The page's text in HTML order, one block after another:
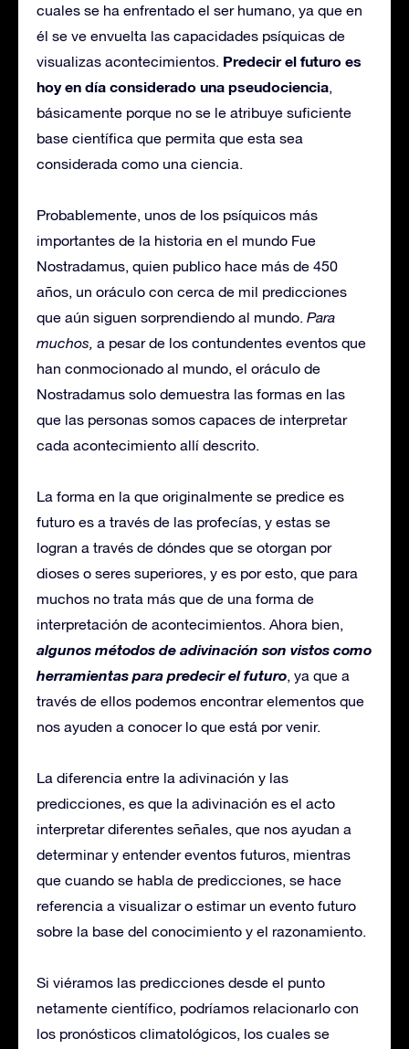
cuales se ha enfrentado el ser humano, ya que en
él se ve envuelta las capacidades psíquicas de
visualizas acontecimientos. Predecir el futuro es
hoy en día considerado una pseudociencia,
básicamente porque no se le atribuye suficiente
base científica que permita que esta sea
considerada como una ciencia.
Probablemente, unos de los psíquicos más
importantes de la historia en el mundo Fue
Nostradamus, quien publico hace más de 450
años, un oráculo con cerca de mil predicciones
que aún siguen sorprendiendo al mundo. Para
muchos, a pesar de los contundentes eventos que
han conmocionado al mundo, el oráculo de
Nostradamus solo demuestra las formas en las
que las personas somos capaces de interpretar
cada acontecimiento allí descrito.
La forma en la que originalmente se predice es
futuro es a través de las profecías, y estas se
logran a través de dóndes que se otorgan por
dioses o seres superiores, y es por esto, que para
muchos no trata más que de una forma de
interpretación de acontecimientos. Ahora bien,
algunos métodos de adivinación son vistos como
herramientas para predecir el futuro, ya que a
través de ellos podemos encontrar elementos que
nos ayuden a conocer lo que está por venir.
La diferencia entre la adivinación y las
predicciones, es que la adivinación es el acto
interpretar diferentes señales, que nos ayudan a
determinar y entender eventos futuros, mientras
que cuando se habla de predicciones, se hace
referencia a visualizar o estimar un evento futuro
sobre la base del conocimiento y el razonamiento.
Si viéramos las predicciones desde el punto
netamente científico, podríamos relacionarlo con
los pronósticos climatológicos, los cuales se